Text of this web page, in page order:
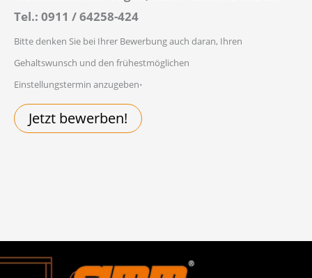
Tel.: 0911 / 64258-424
Bitte denken Sie bei Ihrer Bewerbung auch daran, Ihren
Gehaltswunsch und den frühestmöglichen
Einstellungstermin anzugeben.
Jetzt bewerben!